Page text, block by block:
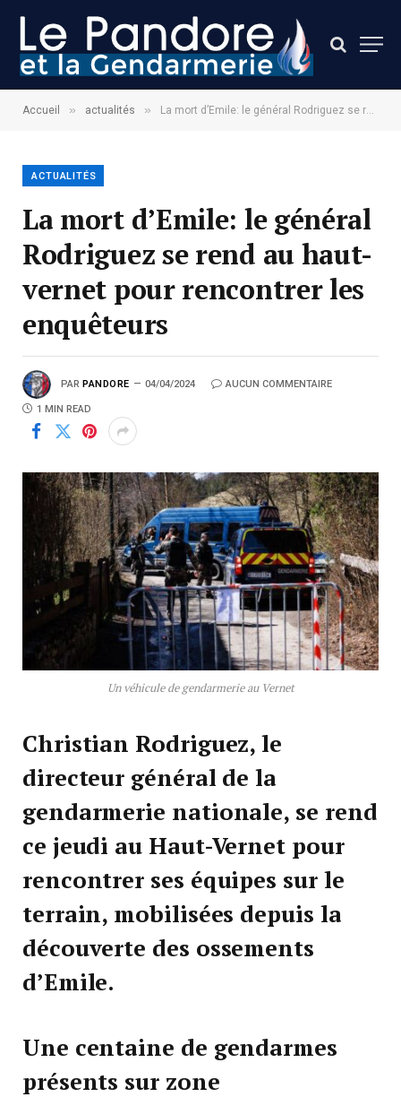
Accueil » actualités » La mort d’Emile: le général Rodriguez se rend au haut-vernet pour rencontrer les enquêteurs
ACTUALITÉS
La mort d’Emile: le général
Rodriguez se rend au haut-
vernet pour rencontrer les
enquêteurs
PAR PANDORE 04/04/2024 AUCUN COMMENTAIRE
1 MIN READ
Un véhicule de gendarmerie au Vernet
Christian Rodriguez, le
directeur général de la
gendarmerie nationale, se rend
ce jeudi au Haut-Vernet pour
rencontrer ses équipes sur le
terrain, mobilisées depuis la
découverte des ossements
d’Emile.
Une centaine de gendarmes
présents sur zone